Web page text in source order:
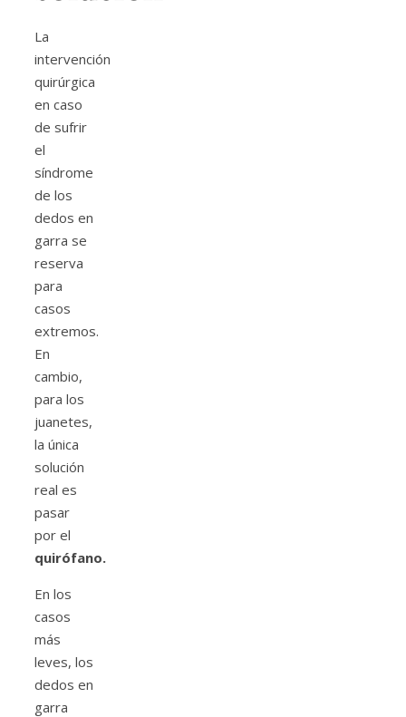
La
intervención
quirúrgica
en caso
de sufrir
el
síndrome
de los
dedos en
garra se
reserva
para
casos
extremos.
En
cambio,
para los
juanetes,
la única
solución
real es
pasar
por el
quirófano.
En los
casos
más
leves, los
dedos en
garra